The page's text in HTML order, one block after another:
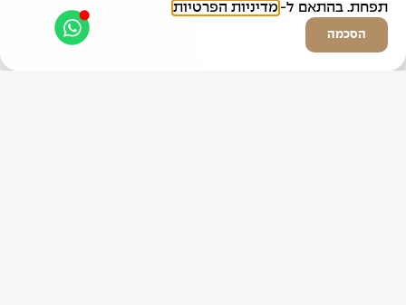
תפחת. בהתאם ל- מדיניות הפרטיות
הסכמה